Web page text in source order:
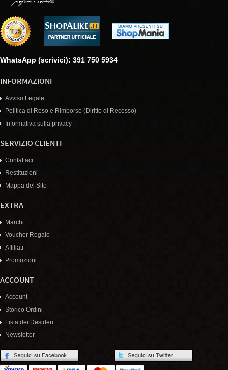
WhatsApp (scrivici): 391 750 5934
INFORMAZIONI
Avviso Legale
Politica di Reso e Rimborso (Diritto di Recesso)
Informativa sulla privacy
SERVIZIO CLIENTI
Contattaci
Restituzioni
Mappa del Sito
EXTRA
Marchi
Voucher Regalo
Affiliati
Promozioni
ACCOUNT
Account
Storico Ordini
Lista dei Desideri
Newsletter